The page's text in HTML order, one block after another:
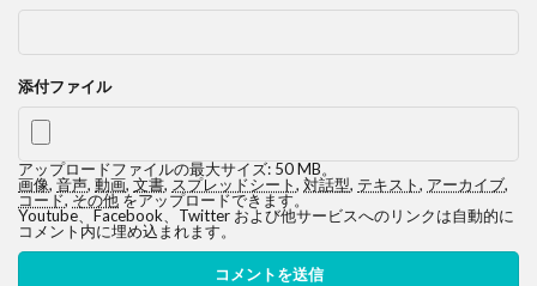
添付ファイル
アップロードファイルの最大サイズ: 50 MB。
画像, 音声, 動画, 文書, スプレッドシート, 対話型, テキスト, アーカイブ,
コード,その他をアップロードできます。
Youtube、Facebook、Twitter および他サービスへのリンクは自動的に
コメント内に埋め込まれます。